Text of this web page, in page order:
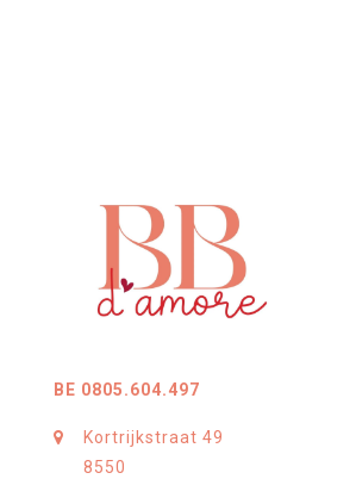
BE 0805.604.497
Kortrijkstraat 49
8550